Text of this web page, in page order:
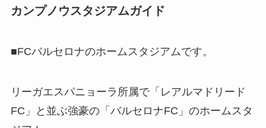
カンプノウスタジアムガイド
■FCバルセロナのホームスタジアムです。
リーガエスパニョーラ所属で「レアルマドリード
FC」と並ぶ強豪の「バルセロナFC」のホームスタ